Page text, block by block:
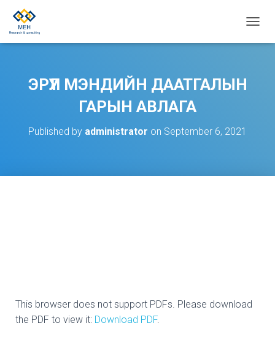
O
ЭРҮҮЛ МЭНДИЙН ДААТГАЛЫН
ГАРЫН АВЛАГА
Published by administrator on September 6, 2021
This browser does not support PDFs. Please download
the PDF to view it: Download PDF.